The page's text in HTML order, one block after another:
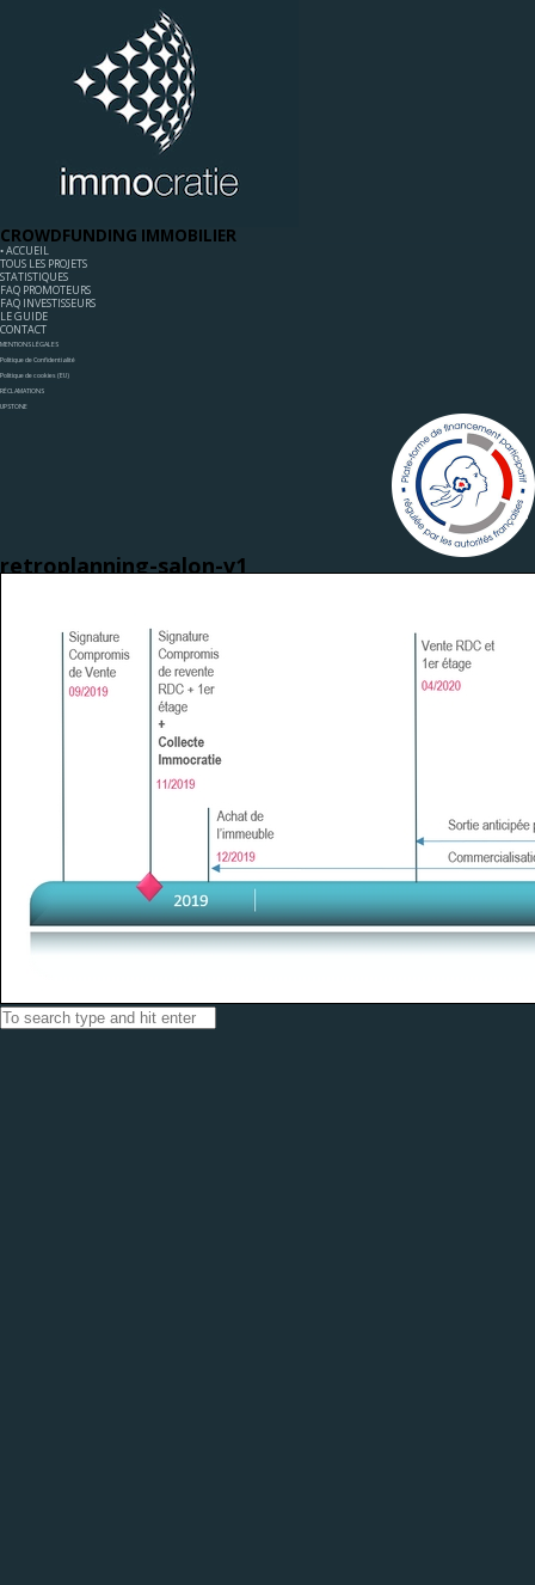
CROWDFUNDING IMMOBILIER
◦ ACCUEIL
TOUS LES PROJETS
STATISTIQUES
FAQ PROMOTEURS
FAQ INVESTISSEURS
LE GUIDE
CONTACT
MENTIONS LÉGALES
Politique de Confidentialité
Politique de cookies (EU)
RÉCLAMATIONS
UPSTONE
retroplanning-salon-v1